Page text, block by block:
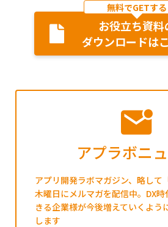
お役立ち資料
ダウンロードは
無料でGETする
アプラボニ
アプリ開発ラボマガジン、略して
木曜日にメルマガを配信中。DX
きる企業様が今後増えていくよう
します